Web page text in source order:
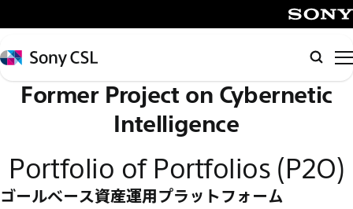
イ
ン
コ
ス
Sony
CSL
検
索
Former Project on Cybernetic
Intelligence
Portfolio of Portfolios (P2O)
ゴールベース資産運用プラットフォーム